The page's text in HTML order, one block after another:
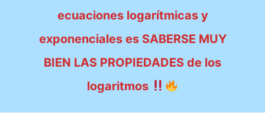
ecuaciones logarítmicas y
exponenciales es SABERSE MUY
BIEN LAS PROPIEDADES de los
logaritmos